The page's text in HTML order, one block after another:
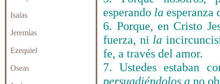
Isaías
Jeremías
Ezequiel
Oseas
esperando la
6. Porque, en Cristo
fuerza, ni la
fe, a través del amor.
7. Ustedes estaban
persuadiéndolos a no